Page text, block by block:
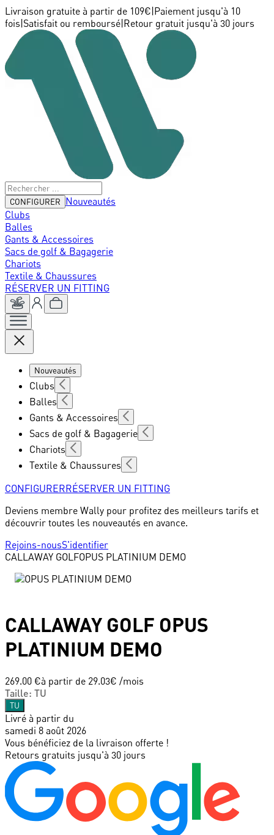
Livraison gratuite à partir de 109€ Paiement jusqu'à 10
fois Satisfait ou remboursé Retour gratuit jusqu'à 30 jours
CONFIGURER
Nouveautés
Clubs
Balles
Gants & Accessoires
Sacs de golf & Bagagerie
Chariots
Textile & Chaussures
RÉSERVER UN FITTING
Nouveautés
Clubs
Balles
Gants & Accessoires
Sacs de golf & Bagagerie
Chariots
Textile & Chaussures
CONFIGURERRÉSERVER UN FITTING
Deviens membre Wally pour profitez des meilleurs tarifs et
découvrir toutes les nouveautés en avance.
Rejoins-nousS'identifier
CALLAWAY GOLFOPUS PLATINIUM DEMO
CALLAWAY GOLF OPUS
PLATINIUM DEMO
269.00 €à partir de 29.03€ /mois
Taille: TU
TU
Livré à partir du
samedi 8 août 2026
Vous bénéficiez de la livraison offerte !
Retours gratuits jusqu'à 30 jours